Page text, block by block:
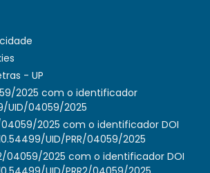
- UP
2025 com o identificador
UID/04059/2025
04059/2025 com o identificador DOI
UID/PRR/04059/2025
04059/2025 com o identificador DOI